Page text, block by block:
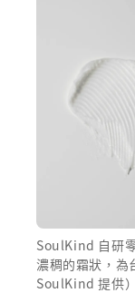
SoulKind 自研
濃稠的霜狀，為
SoulKind 提供）